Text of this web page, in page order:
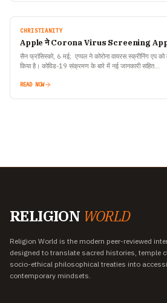
CHRISTIANITY
Apple ने Corona Virus Screening App का
सैन फ्रांसिस्को, 6 मई; एप्पल ने कोरोना वायरस स्क्रीनिंग एप
किया है। कोविड-19 संक्रमण के बारे में नई जानकारी सहित…
READ NOW
RELIGION WORLD
Religion World is the modern peer-reviewed
designed to translate sacred histories, temple
socio-ethical philosophical treaties into
contemporary mindsets.